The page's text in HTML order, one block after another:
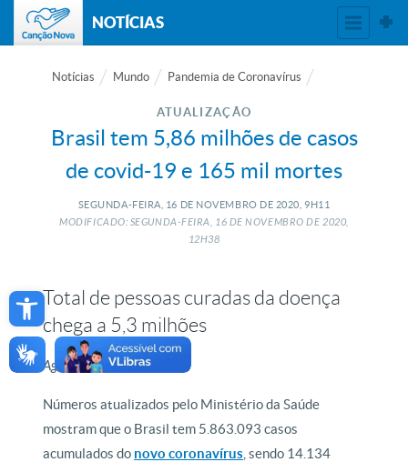
Open toolbar
NOTÍCIAS
Notícias Mundo Pandemia de Coronavírus
ATUALIZAÇÃO
Brasil tem 5,86 milhões de casos
de covid-19 e 165 mil mortes
SEGUNDA-FEIRA, 16 DE NOVEMBRO DE 2020, 9H11
MODIFICADO: SEGUNDA-FEIRA, 16 DENOVEMBRO DE 2020,
12H38
Total de pessoas curadas da doença
chega a 5,3 milhões
Agência Brasil
Números atualizados pelo Ministério da Saúde
mostram que o Brasil tem 5.863.093 casos
acumulados do novo coronavírus , sendo 14.134